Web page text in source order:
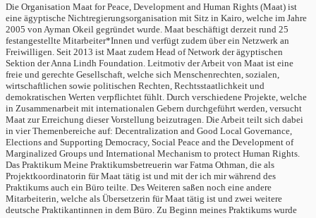
Die Organisation Maat for Peace, Development and Human Rights (Maat) ist
eine ägyptische Nichtregierungsorganisation mit Sitz in Kairo, welche im Jahre
2005 von Ayman Okeil gegründet wurde. Maat beschäftigt derzeit rund 25
festangestellte Mitarbeiter*Innen und verfügt zudem über ein Netzwerk an
Freiwilligen. Seit 2013 ist Maat zudem Head of Network der ägyptischen
Sektion der Anna Lindh Foundation. Leitmotiv der Arbeit von Maat ist eine
freie und gerechte Gesellschaft, welche sich Menschenrechten, sozialen,
wirtschaftlichen sowie politischen Rechten, Rechtsstaatlichkeit und
demokratischen Werten verpflichtet fühlt. Durch verschiedene Projekte, welche
in Zusammenarbeit mit internationalen Gebern durchgeführt werden, versucht
Maat zur Erreichung dieser Vorstellung beizutragen. Die Arbeit teilt sich dabei
in vier Themenbereiche auf: Decentralization and Good Local Governance,
Elections and Supporting Democracy, Social Peace and the Development of
Marginalized Groups und International Mechanism to protect Human Rights.
Das Praktikum Meine Praktikumsbetreuerin war Fatma Othman, die als
Projektkoordinatorin für Maat tätig ist und mit der ich mir während des
Praktikums auch ein Büro teilte. Des Weiteren saßen noch eine andere
Mitarbeiterin, welche als Übersetzerin für Maat tätig ist und zwei weitere
deutsche Praktikantinnen in dem Büro. Zu Beginn meines Praktikums wurde